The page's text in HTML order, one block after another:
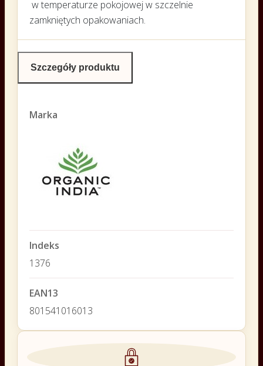
w temperaturze pokojowej w szczelnie
zamkniętych opakowaniach.
Szczegóły produktu
Marka
Indeks
1376
EAN13
801541016013